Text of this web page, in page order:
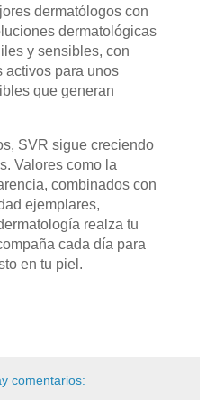
dermatólogos con
dermatológicas
y sensibles, con
activos para unos
que generan
SVR sigue creciendo
Valores como la
combinados con
ejemplares,
realza tu
cada día para
en tu piel.
comentarios: